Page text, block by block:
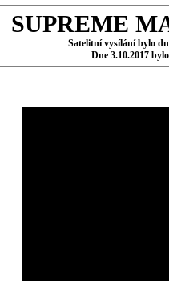
SUPREME
Satelitní vysílání bylo
Dne 3.10.2017